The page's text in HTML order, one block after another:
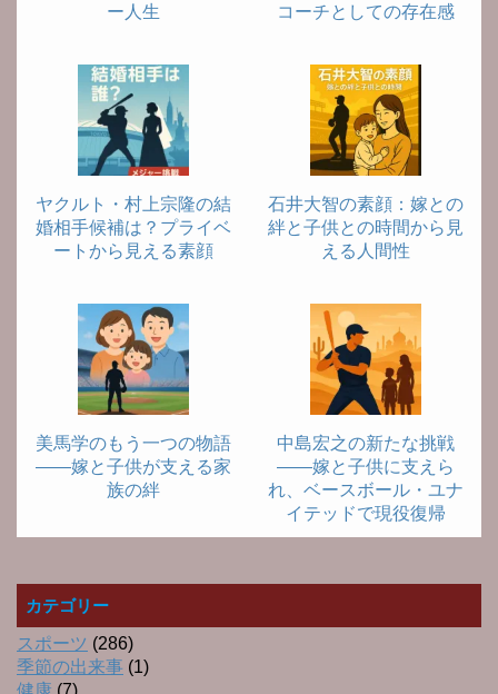
ー人生
コーチとしての存在感
ヤクルト・村上宗隆の結
婚相手候補は？プライベ
ートから見える素顔
石井大智の素顔：嫁との
絆と子供との時間から見
える人間性
美馬学のもう一つの物語
――嫁と子供が支える家
族の絆
中島宏之の新たな挑戦
――嫁と子供に支えら
れ、ベースボール・ユナ
イテッドで現役復帰
カテゴリー
スポーツ (286)
季節の出来事 (1)